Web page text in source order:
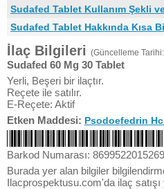
Sudafed Tablet Kullanım Şekli
Sudafed Tablet Hakkında Kısa
İlaç Bilgileri (Güncelleme
Sudafed 60 Mg 30 Tablet
Yerli, Beşeri bir ilaçtır.
Reçete ile satılır.
E-Reçete: Aktif
Etken Maddesi: Psodoefedrin
Barkod Numarası: 8699522015269
Burada yer alan bilgiler
Ilacprospektusu.com'da ilaç satışı